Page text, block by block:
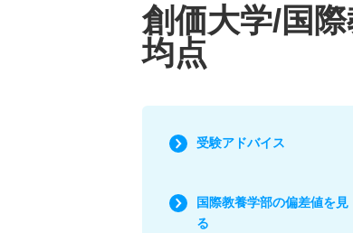
創価大学/国
均点
受験アドバイス
国際教養学部の偏差値を見
る